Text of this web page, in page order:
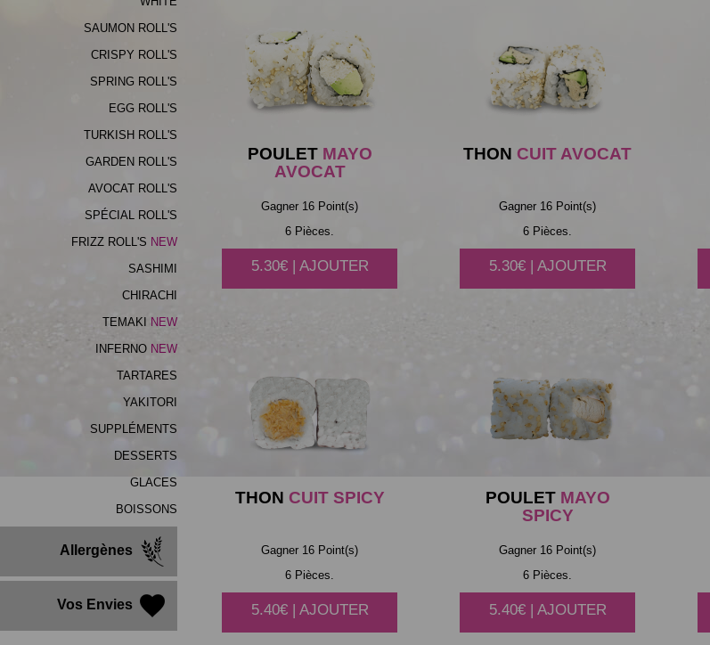
SAUMON ROLL'S
CRISPY ROLL'S
SPRING ROLL'S
EGG ROLL'S
TURKISH ROLL'S
GARDEN ROLL'S
AVOCAT ROLL'S
SPÉCIAL ROLL'S
FRIZZ ROLL'S
SASHIMI
CHIRACHI
TEMAKI
INFERNO
TARTARES
YAKITORI
SUPPLÉMENTS
DESSERTS
GLACES
BOISSONS
Allergènes
Vos Envies
POULETMAYO
AVOCAT
Gagner 16 Point(s)
6 Pièces.
5.30€ | AJOUTER
THON CUIT AVOCAT
Gagner 16 Point(s)
6 Pièces.
5.30€ | AJOUTER
THON CUIT SPICY
Gagner 16 Point(s)
6 Pièces.
5.40€ | AJOUTER
POULETMAYO
SPICY
Gagner 16 Point(s)
6 Pièces.
5.40€ | AJOUTER